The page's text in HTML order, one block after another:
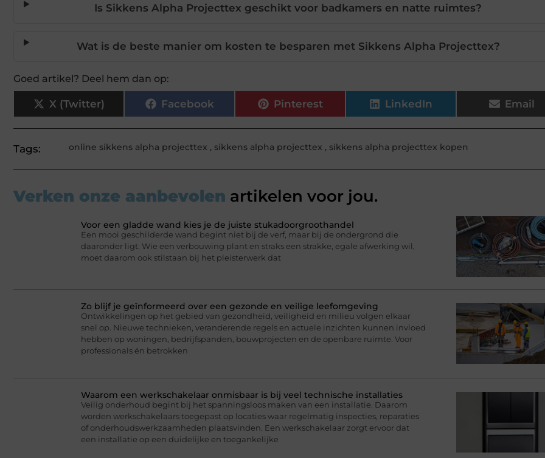
Is Sikkens Alpha Projecttex geschikt voor badkamers en natte ruimtes?
Wat is de beste manier om kosten te besparen met Sikkens Alpha Projecttex?
Goed artikel? Deel hem dan op:
X (Twitter) Facebook Pinterest LinkedIn Email
Tags: online sikkens alpha projecttex , sikkens alpha projecttex , sikkens alpha projecttex kopen
Verken onze aanbevolen artikelen voor jou.
Voor een gladde wand kies je de juiste stukadoorgroothandel
Een mooi geschilderde wand begint niet bij de verf, maar bij de ondergrond die
daaronder ligt. Wie een verbouwing plant en straks een strakke, egale afwerking wil,
moet daarom ook stilstaan bij het pleisterwerk dat
Zo blijf je geïnformeerd over een gezonde en veilige leefomgeving
Ontwikkelingen op het gebied van gezondheid, veiligheid en milieu volgen elkaar
snel op. Nieuwe technieken, veranderende regels en actuele inzichten kunnen invloed
hebben op woningen, bedrijfspanden, bouwprojecten en de openbare ruimte. Voor
professionals én betrokken
Waarom een werkschakelaar onmisbaar is bij veel technische installaties
Veilig onderhoud begint bij het spanningsloos maken van een installatie. Daarom
worden werkschakelaars toegepast op locaties waar regelmatig inspecties, reparaties
of onderhoudswerkzaamheden plaatsvinden. Een werkschakelaar zorgt ervoor dat
een installatie op een duidelijke en toegankelijke